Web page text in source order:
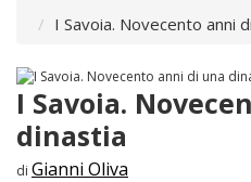
I Savoia. Novecento anni
I Savoia.
dinastia
di Gianni Oliva